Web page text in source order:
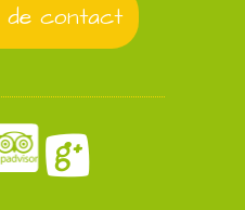
de contact